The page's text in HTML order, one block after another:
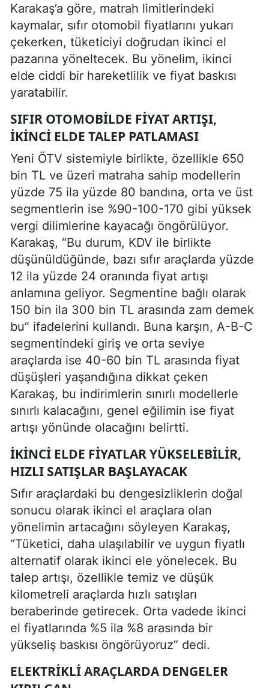
Karakaş’a göre, matrah limitlerindeki
kaymalar, sıfır otomobil fiyatlarını yukarı
çekerken, tüketiciyi doğrudan ikinci el
pazarına yöneltecek. Bu yönelim, ikinci
elde ciddi bir hareketlilik ve fiyat baskısı
yaratabilir.
SIFIR OTOMOBILDE FIYAT ARTIŞI,
İKINCI ELDE TALEP PATLAMASI
Yeni ÖTV sistemiyle birlikte, özellikle 650
bin TL ve üzeri matraha sahip modellerin
yüzde 75 ila yüzde 80 bandına, orta ve üst
segmentlerin ise %90-100-170 gibi yüksek
vergi dilimlerine kayacağı öngörülüyor.
Karakaş, “Bu durum, KDV ile birlikte
düşünüldüğünde, bazı sıfır araçlarda yüzde
12 ila yüzde 24 oranında fiyat artışı
anlamına geliyor. Segmentine bağlı olarak
150 bin ila 300 bin TL arasında zam demek
bu” ifadelerini kullandı. Buna karşın, A-B-C
segmentindeki giriş ve orta seviye
araçlarda ise 40-60 bin TL arasında fiyat
düşüşleri yaşandığına dikkat çeken
Karakaş, bu indirimlerin sınırlı modellerle
sınırlı kalacağını, genel eğilimin ise fiyat
artışı yönünde olacağını belirtti.
İKINCI ELDE FIYATLAR YÜKSELEBILIR,
HIZLI SATIŞLAR BAŞLAYACAK
Sıfır araçlardaki bu dengesizliklerin doğal
sonucu olarak ikinci el araçlara olan
yönelimin artacağını söyleyen Karakaş,
“Tüketici, daha ulaşılabilir ve uygun fiyatlı
alternatif olarak ikinci ele yönelecek. Bu
talep artışı, özellikle temiz ve düşük
kilometreli araçlarda hızlı satışları
beraberinde getirecek. Orta vadede ikinci
el fiyatlarında %5 ila %8 arasında bir
yükseliş baskısı öngörüyoruz” dedi.
ELEKTRIKLI ARAÇLARDA DENGELER